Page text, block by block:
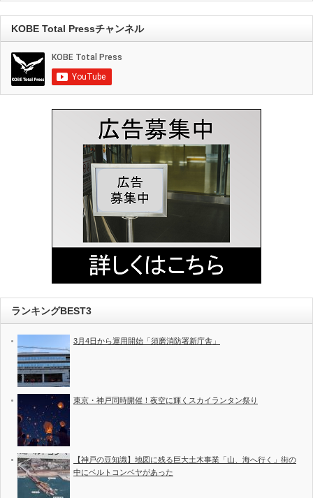
KOBE Total Pressチャンネル
ランキングBEST3
3月4日から運用開始「須磨消防署新庁舎」
東京・神戸同時開催！夜空に輝くスカイランタン祭り
【神戸の豆知識】地図に残る巨大土木事業「山、海へ行く」街の
中にベルトコンベヤがあった